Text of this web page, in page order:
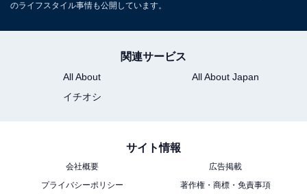
面へ約40分
営業時間：売店 9:00～18:30（10月～3月は9:00～
17:30）、食堂 9:30～16:30 L.O.（10月～3月は9:30～
のライフスタイル事情も公開しています。
関連サービス
All About
All About Japan
イチオシ
サイト情報
会社概要
広告掲載
プライバシーポリシー
著作権・商標・免責事項